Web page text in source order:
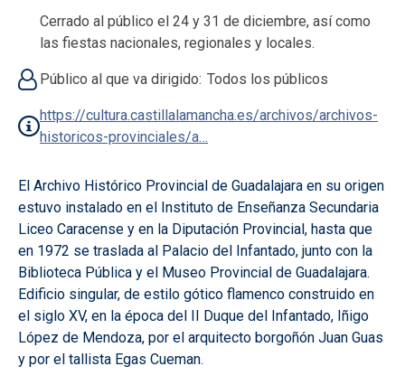
Cerrado al público el 24 y 31 de diciembre, así como
las fiestas nacionales, regionales y locales.
Público al que va dirigido Todos los públicos
https://cultura.castillalamancha.es/archivos/archivos-
historicos-provinciales/a…
El Archivo Histórico Provincial de Guadalajara en su origen
estuvo instalado en el Instituto de Enseñanza Secundaria
Liceo Caracense y en la Diputación Provincial, hasta que
en 1972 se traslada al Palacio del Infantado, junto con la
Biblioteca Pública y el Museo Provincial de Guadalajara.
Edificio singular, de estilo gótico flamenco construido en
el siglo XV, en la época del II Duque del Infantado, Iñigo
López de Mendoza, por el arquitecto borgoñón Juan Guas
y por el tallista Egas Cueman.